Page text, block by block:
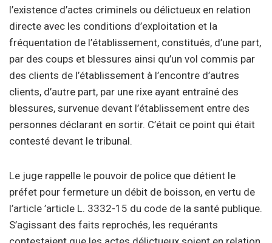
l’existence d’actes criminels ou délictueux en relation
directe avec les conditions d’exploitation et la
fréquentation de l’établissement, constitués, d’une part,
par des coups et blessures ainsi qu’un vol commis par
des clients de l’établissement à l’encontre d’autres
clients, d’autre part, par une rixe ayant entraîné des
blessures, survenue devant l’établissement entre des
personnes déclarant en sortir. C’était ce point qui était
contesté devant le tribunal.
Le juge rappelle le pouvoir de police que détient le
préfet pour fermeture un débit de boisson, en vertu de
l’article ’article L. 3332-15 du code de la santé publique.
S’agissant des faits reprochés, les requérants